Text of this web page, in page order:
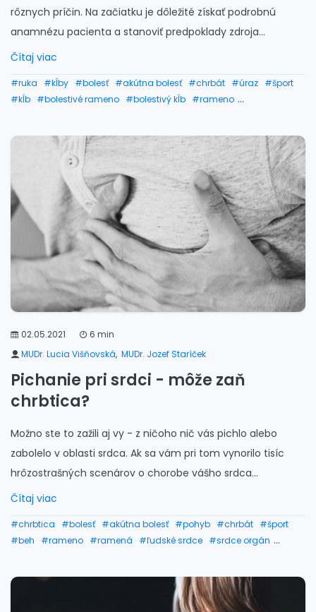
rôznych príčin. Na začiatku je dôležité získať podrobnú
anamnézu pacienta a stanoviť predpoklady zdroja...
Čítaj viac
#ruka #kĺby #bolesť #akútna bolesť #chrbát #úraz #šport
#kĺb #bolestivé rameno #bolestivý kĺb #rameno
#bolesť ramena
#bolesti ramena
#bolesti ramena liečba
#zmrznuté rameno
#ortéza na rameno
#operácia ramena
#bandáž na rameno #zápal ramena #burzitída ramena
#bolesť ramena v noci
#operácia ramena doba liečenia
#rehabilitácia ramena #syndróm zmrznutého ramena
#obstrek ramena #natiahnué rameno
#operácia ramena video
#zamrznuté rameno
02.05.2021
6 min
MUDr. Lucia Višňovská, MUDr. Jozef Staríček
Pichanie pri srdci - môže zaň
chrbtica?
Možno ste to zažili aj vy - z ničoho nič vás pichlo alebo
zabolelo v oblasti srdca. Ak sa vám pri tom vynorilo tisíc
hrôzostrašných scenárov o chorobe vášho srdca...
Čítaj viac
#chrbtica #bolesť #akútna bolesť #pohyb #chrbát #šport
#beh
#rameno #ramená #ľudské srdce #srdce orgán
#cvičenie chrbtice
#nervy chrbtice #chrbtica naprávanie